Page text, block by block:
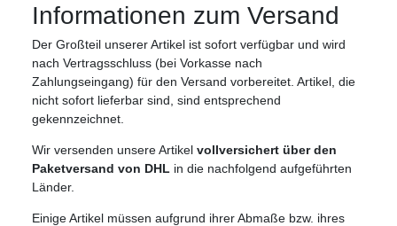
Informationen zum Versand
Der Großteil unserer Artikel ist sofort verfügbar und wird
nach Vertragsschluss (bei Vorkasse nach
Zahlungseingang) für den Versand vorbereitet. Artikel, die
nicht sofort lieferbar sind, sind entsprechend
gekennzeichnet.
Wir versenden unsere Artikel vollversichert über den
Paketversand von DHL in die nachfolgend aufgeführten
Länder.
Einige Artikel müssen aufgrund ihrer Abmaße bzw. ihres